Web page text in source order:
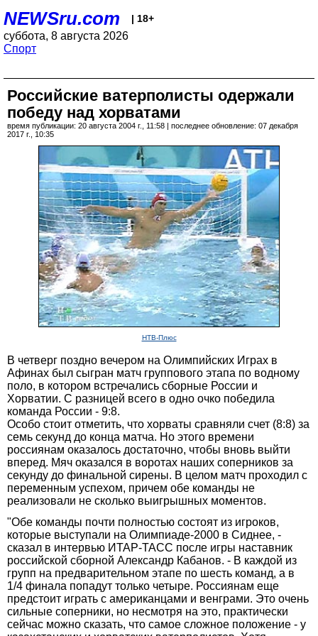
NEWSru.com | 18+
суббота, 8 августа 2026
Спорт
Российские ватерполисты одержали
победу над хорватами
время публикации: 20 августа 2004 г., 11:58 | последнее обновление: 07 декабря
2017 г., 10:35
НТВ-Плюс
В четверг поздно вечером на Олимпийских Играх в
Афинах был сыгран матч группового этапа по водному
поло, в котором встречались сборные России и
Хорватии. С разницей всего в одно очко победила
команда России - 9:8.
Особо стоит отметить, что хорваты сравняли счет (8:8) за
семь секунд до конца матча. Но этого времени
россиянам оказалось достаточно, чтобы вновь выйти
вперед. Мяч оказался в воротах наших соперников за
секунду до финальной сирены. В целом матч проходил с
переменным успехом, причем обе команды не
реализовали не сколько выигрышных моментов.
"Обе команды почти полностью состоят из игроков,
которые выступали на Олимпиаде-2000 в Сиднее, -
сказал в интервью ИТАР-ТАСС после игры наставник
российской сборной Александр Кабанов. - В каждой из
групп на предварительном этапе по шесть команд, а в
1/4 финала попадут только четыре. Россиянам еще
предстоит играть с американцами и венграми. Это очень
сильные соперники, но несмотря на это, практически
сейчас можно сказать, что самое сложное положение - у